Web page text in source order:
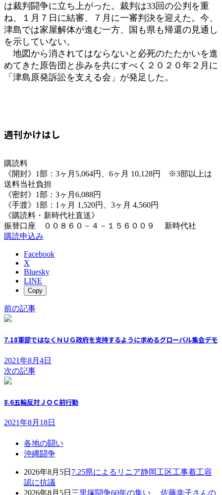
は裁判闘争に立ち上がった。裁判は33回の公判を重
ね、１月７日に結審、７月に一審判決を迎えた。今、
津島では家屋解体が進む一方、国も県も帰還の見通し
を示していない。
地図から消されてはならないと必死のたたかいを進
めてきた原告団と歩みを共にすべく２０２０年２月に
「津島原発訴訟を支える会」が発足した。
週刊かけはし
購読料
《開封》1部：3ヶ月5,064円、6ヶ月 10,128円 ※3部以上は
送料当社負担
《密封》1部：3ヶ月6,088円
《手渡》1部：1ヶ月 1,520円、3ヶ月 4,560円
《購読料・新時代社直送》
振替口座 ００８６０－４－１５６００９ 新時代社
購読申込み
Facebook
X
Bluesky
LINE
Copy
前の記事
7.18軍部ではなくＮＵＧ政府を支持するように求めるグローバル集会デモ
2021年8月4日
次の記事
8.6五輪反対ＪＯＣ前行動
2021年8月18日
各地の闘い
沖縄闘争
2026年8月5日 7.25県によるリニア静岡工区工事着工容
認に抗議
2026年8月5日 三里塚闘争60年の集い 佐藤幸子さんの